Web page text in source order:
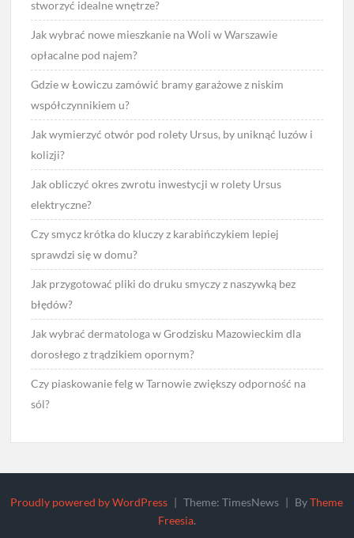
stworzyć idealne wnętrze?
Jak wybrać nowe mieszkanie na Woli w Warszawie
opłacalne pod najem?
Gdzie w Łowiczu zamówić bramy garażowe z niskim
współczynnikiem u?
Jak wymierzyć otwór pod rolety Ursus, by uniknąć luzów i
kolizji?
Jak obliczyć okres zwrotu inwestycji w rolety Ursus
elektryczne?
Czy smycz krótka do kluczy z karabińczykiem lepiej
sprawdzi się w domu?
Jak przygotować pliki do druku smyczy z naszywką bez
błędów?
Jak wybrać dermatologa w Grodzisku Mazowieckim dla
dorosłego z trądzikiem opornym?
Czy piaskowanie felg w Tarnowie zwiększy odporność na
sól?
Proudly powered by WordPress Theme: TimesNews ByTheme
Freesia.